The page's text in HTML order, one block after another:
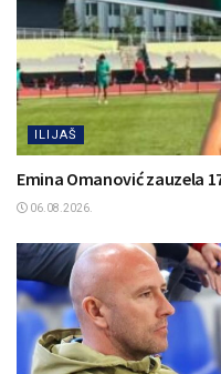
ILIJAŠ
Emina Omanović zauzela
06.08.2026.